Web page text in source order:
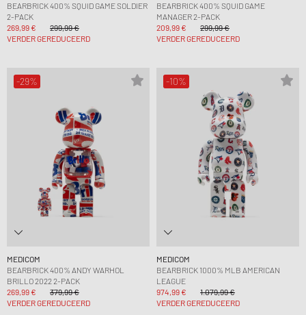
BEARBRICK 400% SQUID GAME SOLDIER
2-PACK
269,99 €
299,99 €
VERDER GEREDUCEERD
BEARBRICK 400% SQUID GAME
MANAGER 2-PACK
209,99 €
299,99 €
VERDER GEREDUCEERD
-29%
MEDICOM
BEARBRICK 400% ANDY WARHOL
BRILLO 2022 2-PACK
269,99 €
379,99 €
VERDER GEREDUCEERD
-10%
MEDICOM
BEARBRICK 1000% MLB AMERICAN
LEAGUE
974,99 €
1.079,99 €
VERDER GEREDUCEERD